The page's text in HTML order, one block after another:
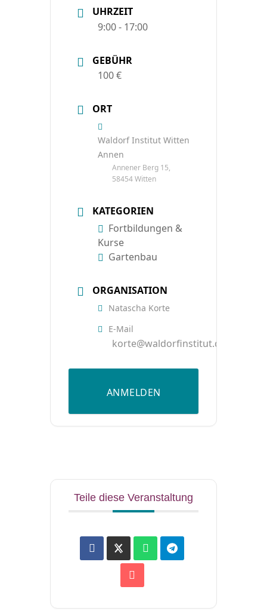
UHRZEIT
9:00 - 17:00
GEBÜHR
100 €
ORT
Waldorf Institut Witten
Annen
Annener Berg 15,
58454 Witten
KATEGORIEN
Fortbildungen &
Kurse
Gartenbau
ORGANISATION
Natascha Korte
E-Mail
korte@waldorfinstitut.de
ANMELDEN
Teile diese Veranstaltung